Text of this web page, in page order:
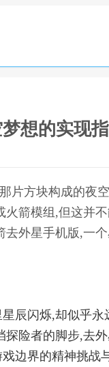
想的实现指
片方块构成的夜
火箭模组,但这并
去外星手机版,一
辰闪烁,却似乎永
探险者的脚步,去
边界的精神挑战